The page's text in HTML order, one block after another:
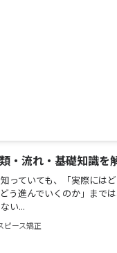
・流れ・基礎知識を
っていても、「実際には
う進んでいくのか」まで
い...
ピース矯正